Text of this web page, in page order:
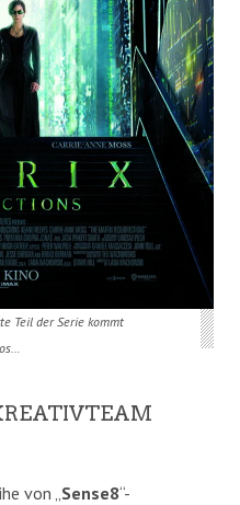
Teil der Serie kommt
von „ Sense8“-